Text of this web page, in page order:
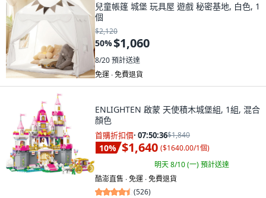
兒童帳篷 城堡 玩具屋 遊戲 秘密基地, 白色, 1
個
$2,120
50%$1,060
8/20預計送達
免運 ∙ 免費退貨
ENLIGHTEN 啟蒙 天使積木城堡組, 1組, 混合
顏色
首購折扣價· 07:50:34$1,840
10% $1,640 ($1640.00/1個)
明天 8/10 (一)預計送達
酷澎直售 ∙ 免運 ∙ 免費退貨
(526)